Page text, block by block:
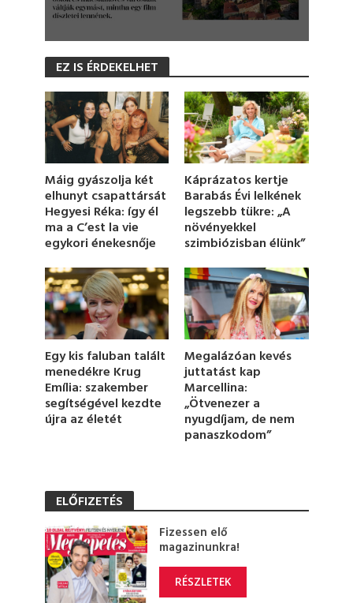
s
n
d
s
o
f
m
i
n
u
t
e
1
6
s
e
c
o
n
d
s
EZ IS ÉRDEKELHET
Máig gyászolja két
elhunyt csapattársát
Hegyesi Réka: így él
ma a C’est la vie
egykori énekesnője
Káprázatos kertje
Barabás Évi lelkének
legszebb tükre: „A
növényekkel
szimbiózisban élünk”
Egy kis faluban talált
menedékre Krug
Emília: szakember
segítségével kezdte
újra az életét
Megalázóan kevés
juttatást kap
Marcellina:
„Ötvenezer a
nyugdíjam, de nem
panaszkodom”
ELŐFIZETÉS
Fizessen elő
magazinunkra!
RÉSZLETEK